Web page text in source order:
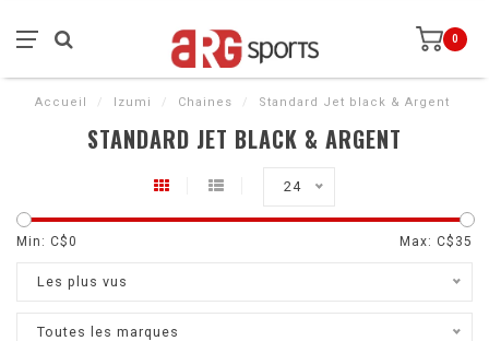
0
Accueil / Izumi / Chaines / Standard Jet black & Argent
STANDARD JET BLACK & ARGENT
24
Min: C$0 Max: C$ 35
Les plus vus
Toutes les marques